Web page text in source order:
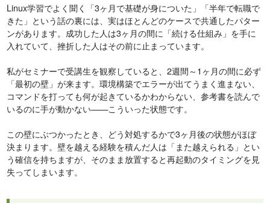
Linux学習でよく聞く「3ヶ月で基礎が身についた」「半年で転職で
きた」という話の裏には、実はほとんどのケースで共通したパター
ンがあります。成功した人は3ヶ月の間に「続ける仕組み」を手に
入れていて、挫折した人はその前に止まっています。
私がセミナーで受講生を観察していると、2週間～1ヶ月の間に必ず
「最初の壁」が来ます。環境構築でエラーが出てうまく進まない、
コマンドを打っても何が起きているかわからない、参考書を読んで
いるのに手が動かない——こういった状態です。
この壁にぶつかったとき、どう対処するかで3ヶ月後の状態がほぼ
決まります。壁を越える経験を積んだ人は「また越えられる」とい
う確信を持ちますが、そのまま放置すると再起動のタイミングを見
失ってしまいます。